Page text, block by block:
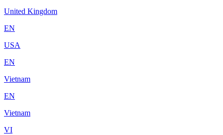
United Kingdom
EN
USA
EN
Vietnam
EN
Vietnam
VI